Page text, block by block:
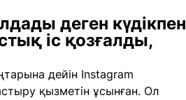
деген күдікпен
іс қозғалды,
дейін Instagram
қызметін ұсынған. Ол